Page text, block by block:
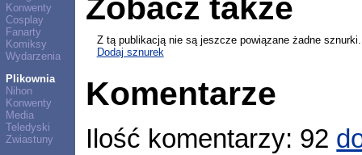
Konwenty
Cosplay
Fanarty
Komiksy
Wydarzenia
Plikownia
Nihon
Konwenty
Media
Teledyski
Zwiastuny
Zobacz także
Z tą publikacją nie są jeszcze powiązane żadne sznurki.
Dodaj sznurek
Komentarze
Ilość komentarzy: 92